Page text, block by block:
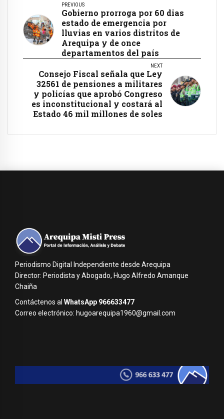
PREVIOUS
Gobierno prorroga por 60 dias
estado de emergencia por
lluvias en varios distritos de
Arequipa y de once
departamentos del país
NEXT
Consejo Fiscal señala que Ley
32561 de pensiones a militares
y policías que aprobó Congreso
es inconstitucional y costará al
Estado 46 mil millones de soles
Periodismo Digital Independiente desde Arequipa
Director: Periodista y Abogado, Hugo Alfredo Amanque
Chaiña
Contáctenos al WhatsApp 966633477
Correo electrónico: hugoarequipa1960@gmail.com